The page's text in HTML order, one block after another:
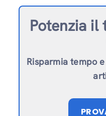
Potenzia il
Risparmia tempo